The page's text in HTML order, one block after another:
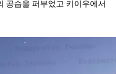
공습을 퍼부었고 키이우에서